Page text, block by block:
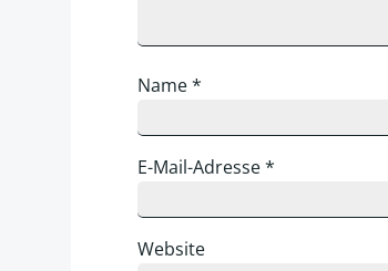
Name*
E-Mail-Adresse*
Website